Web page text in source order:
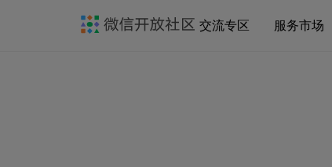
交流专区 服务市场